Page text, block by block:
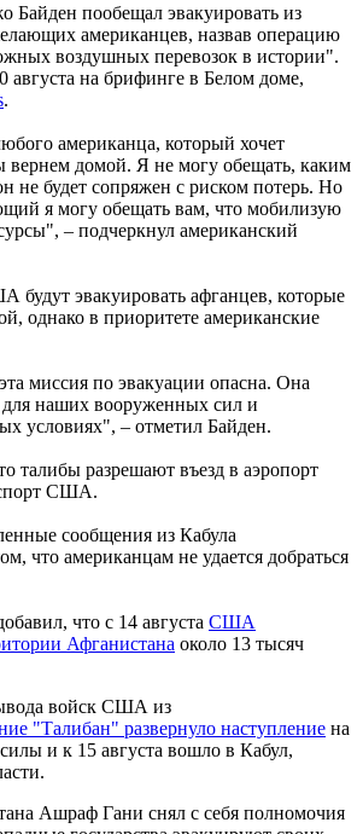
пообещал эвакуировать из
американцев, назвав операцию
воздушных перевозок в истории".
августа на брифинге в Белом доме,
.
американца, который хочет
вернем домой. Я не могу обещать, каким
не будет сопряжен с риском потерь. Но
я могу обещать вам, что мобилизую
– подчеркнул американский
эвакуировать афганцев, которые
однако в приоритете американские
миссия по эвакуации опасна. Она
наших вооруженных сил и
условиях", – отметил Байден.
талибы разрешают въезд в аэропорт
США.
сообщения из Кабула
что американцам не удается добраться
что с 14 августа США
Афганистана около 13 тысяч
войск США из
"Талибан" развернуло наступление на
и к 15 августа вошло в Кабул,
Ашраф Гани снял с себя полномочия